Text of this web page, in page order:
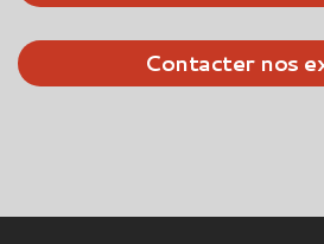
Contacter nos